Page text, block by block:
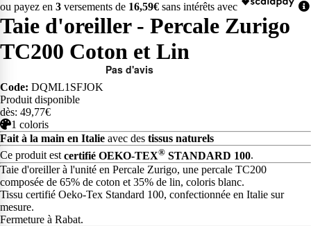
ou payez en 3 versements de 16,59€ sans intérêts avec
Taie d'oreiller - Percale Zurigo
TC200 Coton et Lin
Code: DQML1SFJOK
Produit disponible
dès: 49,77€
1 coloris
Fait à la main en Italie avec des tissus naturels
Ce produit estcertifié OEKO-TEX® STANDARD 100.
Taie d'oreiller à l'unité en Percale Zurigo, une percale TC200
composée de 65% de coton et 35% de lin, coloris blanc.
Tissu certifié Oeko-Tex Standard 100, confectionnée en Italie sur
mesure.
Fermeture à Rabat.